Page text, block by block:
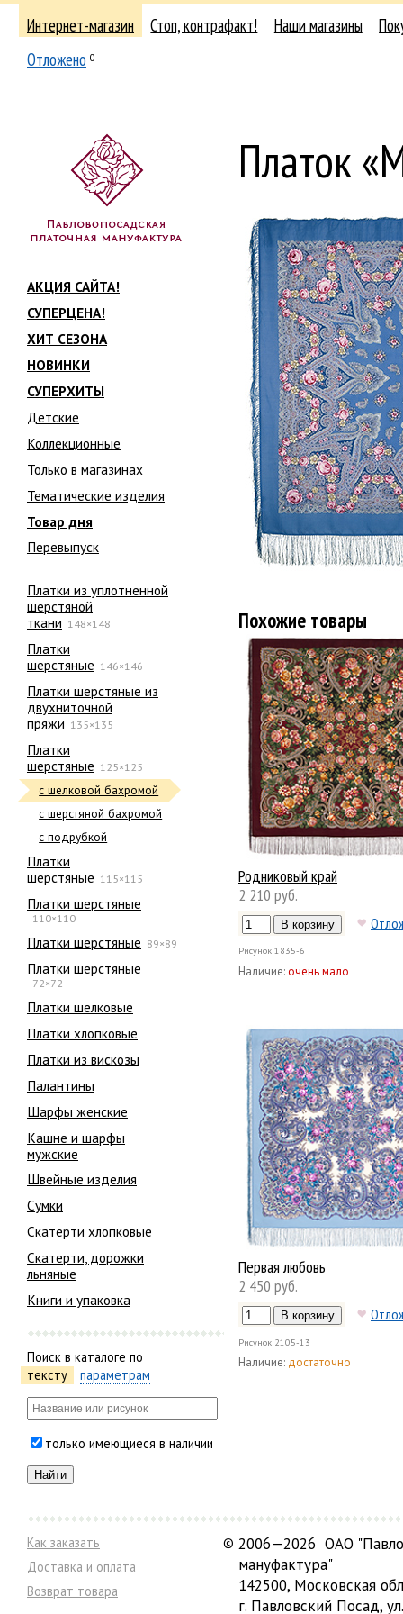
Интернет-магазин Стоп, контрафакт! Наши магазины
Отложено 0
АКЦИЯ САЙТА!
СУПЕРЦЕНА!
ХИТ СЕЗОНА
НОВИНКИ
СУПЕРХИТЫ
Детские
Коллекционные
Только в магазинах
Тематические изделия
Товар дня
Перевыпуск
Платки из уплотненной
шерстяной
ткани 148×148
Платки
шерстяные 146×146
Платки шерстяные из
двухниточной
пряжи 135×135
Платки
шерстяные 125×125
с шелковой бахромой
с шерстяной бахромой
с подрубкой
Платки
шерстяные 115×115
Платки шерстяные
110×110
Платки шерстяные 89×89
Платки шерстяные
72×72
Платки шелковые
Платки хлопковые
Платки из вискозы
Палантины
Шарфы женские
Кашне и шарфы
мужские
Швейные изделия
Сумки
Скатерти хлопковые
Скатерти, дорожки
льняные
Книги и упаковка
Поиск в каталоге по
тексту
параметрам
только имеющиеся в наличии
Платок
Похожие товары
Родниковый край
2 210 руб.
Рисунок 1835-6
Наличие:очень мало
Первая любовь
2 450 руб.
Рисунок 2105-13
Наличие: достаточно
Как заказать
Доставка и оплата
Возврат товара
© 2006—2026 ОАО
мануфактура"
142500, Московская
г. Павловский Посад,